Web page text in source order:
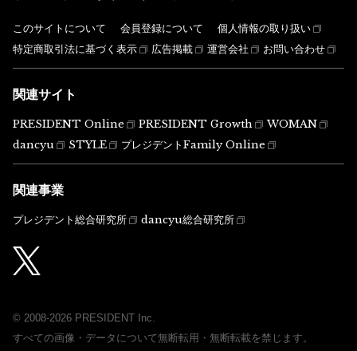
このサイトについて 会員登録について
個人情報の取り扱い
特定商取引法に基づく表示
広告掲載 運営会社 お問い合わせ
関連サイト
PRESIDENT Online PRESIDENT Growth
WOMAN
dancyu
STYLE プレジデントFamily Online
関連事業
プレジデント総合研究所 dancyu総合研究所
© 2008-2026 PRESIDENT Inc.
すべての画像・データについて無断転用・無断転載を禁じます。